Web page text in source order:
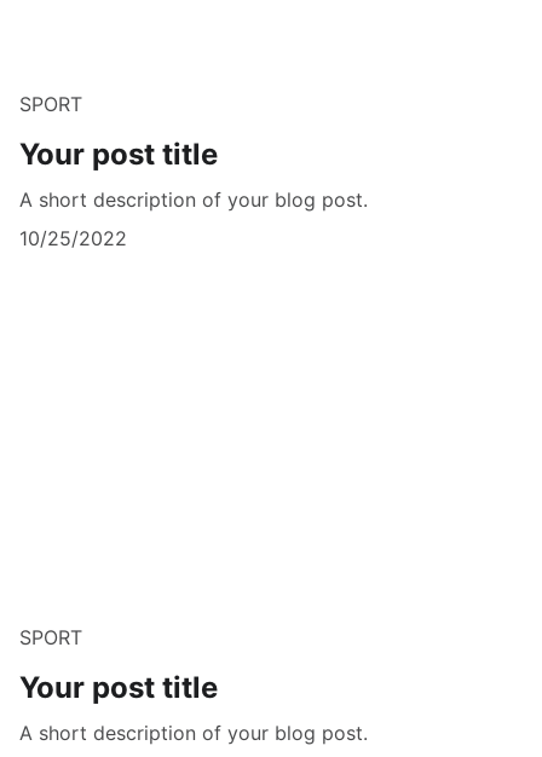
SPORT
Your post title
A short description of your blog post.
10/25/2022
SPORT
Your post title
A short description of your blog post.